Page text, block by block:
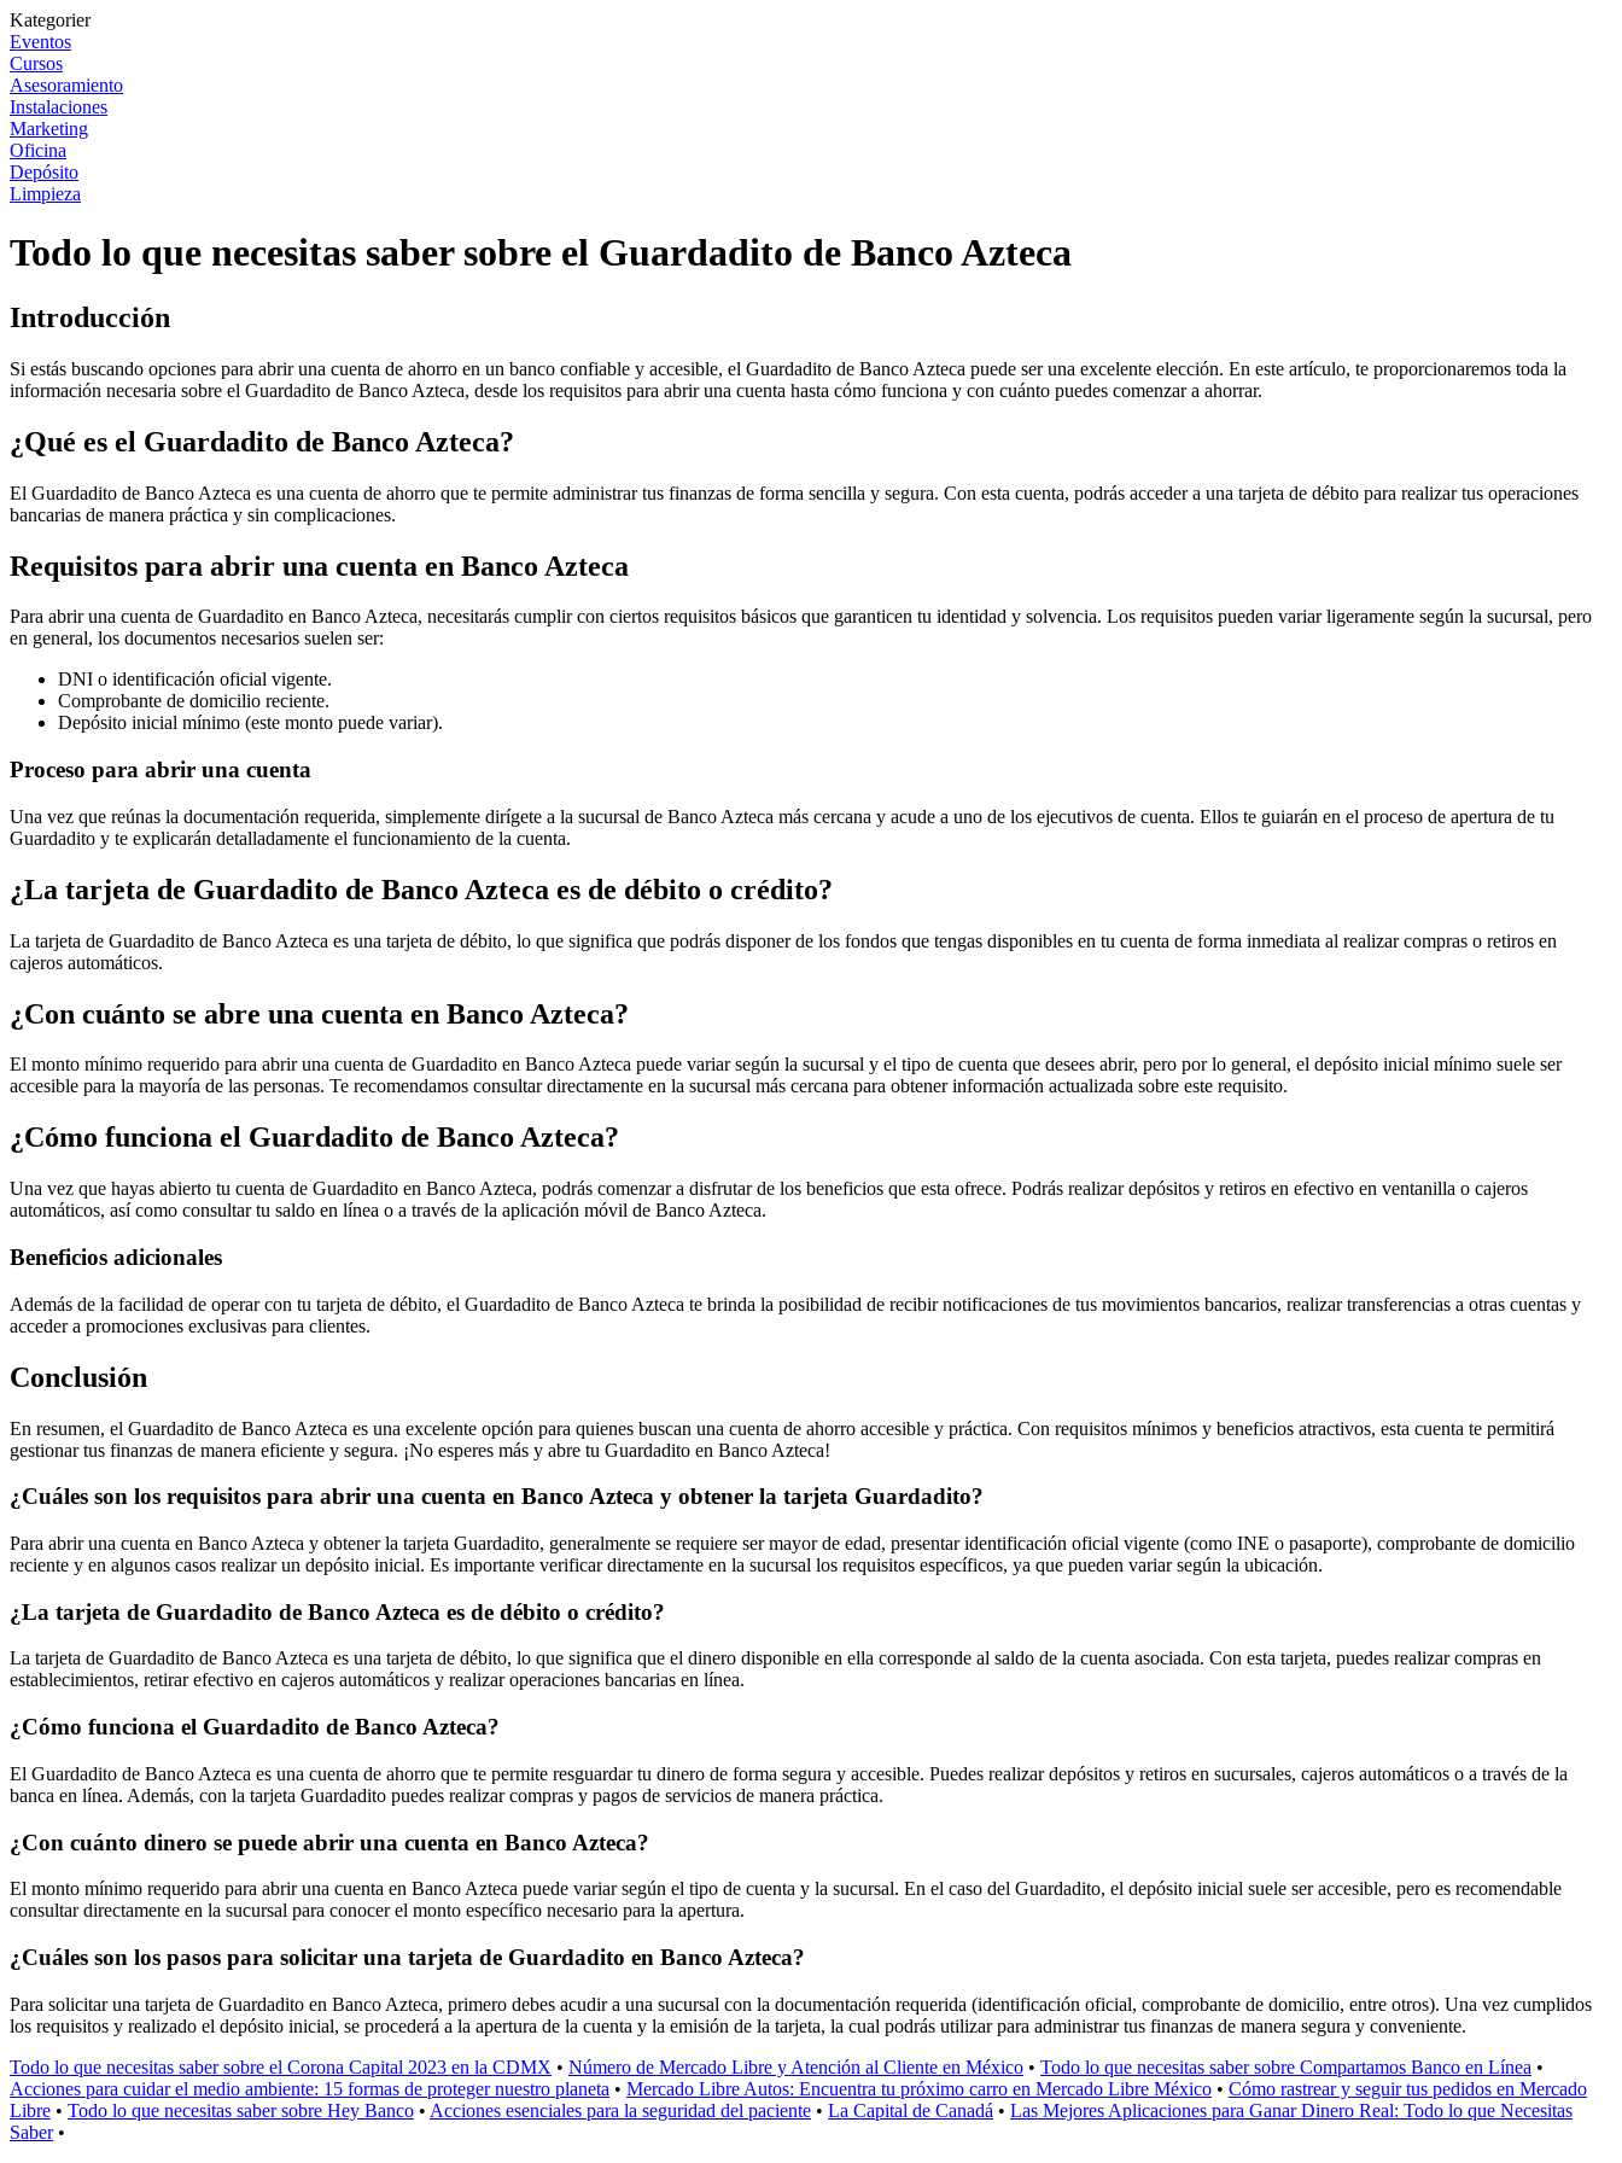
Kategorier
Eventos
Cursos
Asesoramiento
Instalaciones
Marketing
Oficina
Depósito
Limpieza
Todo lo que necesitas saber sobre el Guardadito de Banco Azteca
Introducción
Si estás buscando opciones para abrir una cuenta de ahorro en un banco confiable y accesible, el Guardadito de Banco Azteca puede ser una excelente elección. En este artículo, te proporcionaremos toda la
información necesaria sobre el Guardadito de Banco Azteca, desde los requisitos para abrir una cuenta hasta cómo funciona y con cuánto puedes comenzar a ahorrar.
¿Qué es el Guardadito de Banco Azteca?
El Guardadito de Banco Azteca es una cuenta de ahorro que te permite administrar tus finanzas de forma sencilla y segura. Con esta cuenta, podrás acceder a una tarjeta de débito para realizar tus operaciones
bancarias de manera práctica y sin complicaciones.
Requisitos para abrir una cuenta en Banco Azteca
Para abrir una cuenta de Guardadito en Banco Azteca, necesitarás cumplir con ciertos requisitos básicos que garanticen tu identidad y solvencia. Los requisitos pueden variar ligeramente según la sucursal, pero
en general, los documentos necesarios suelen ser:
DNI o identificación oficial vigente.
Comprobante de domicilio reciente.
Depósito inicial mínimo (este monto puede variar).
Proceso para abrir una cuenta
Una vez que reúnas la documentación requerida, simplemente dirígete a la sucursal de Banco Azteca más cercana y acude a uno de los ejecutivos de cuenta. Ellos te guiarán en el proceso de apertura de tu
Guardadito y te explicarán detalladamente el funcionamiento de la cuenta.
¿La tarjeta de Guardadito de Banco Azteca es de débito o crédito?
La tarjeta de Guardadito de Banco Azteca es una tarjeta de débito, lo que significa que podrás disponer de los fondos que tengas disponibles en tu cuenta de forma inmediata al realizar compras o retiros en
cajeros automáticos.
¿Con cuánto se abre una cuenta en Banco Azteca?
El monto mínimo requerido para abrir una cuenta de Guardadito en Banco Azteca puede variar según la sucursal y el tipo de cuenta que desees abrir, pero por lo general, el depósito inicial mínimo suele ser
accesible para la mayoría de las personas. Te recomendamos consultar directamente en la sucursal más cercana para obtener información actualizada sobre este requisito.
¿Cómo funciona el Guardadito de Banco Azteca?
Una vez que hayas abierto tu cuenta de Guardadito en Banco Azteca, podrás comenzar a disfrutar de los beneficios que esta ofrece. Podrás realizar depósitos y retiros en efectivo en ventanilla o cajeros
automáticos, así como consultar tu saldo en línea o a través de la aplicación móvil de Banco Azteca.
Beneficios adicionales
Además de la facilidad de operar con tu tarjeta de débito, el Guardadito de Banco Azteca te brinda la posibilidad de recibir notificaciones de tus movimientos bancarios, realizar transferencias a otras cuentas y
acceder a promociones exclusivas para clientes.
Conclusión
En resumen, el Guardadito de Banco Azteca es una excelente opción para quienes buscan una cuenta de ahorro accesible y práctica. Con requisitos mínimos y beneficios atractivos, esta cuenta te permitirá
gestionar tus finanzas de manera eficiente y segura. ¡No esperes más y abre tu Guardadito en Banco Azteca!
¿Cuáles son los requisitos para abrir una cuenta en Banco Azteca y obtener la tarjeta Guardadito?
Para abrir una cuenta en Banco Azteca y obtener la tarjeta Guardadito, generalmente se requiere ser mayor de edad, presentar identificación oficial vigente (como INE o pasaporte), comprobante de domicilio
reciente y en algunos casos realizar un depósito inicial. Es importante verificar directamente en la sucursal los requisitos específicos, ya que pueden variar según la ubicación.
¿La tarjeta de Guardadito de Banco Azteca es de débito o crédito?
La tarjeta de Guardadito de Banco Azteca es una tarjeta de débito, lo que significa que el dinero disponible en ella corresponde al saldo de la cuenta asociada. Con esta tarjeta, puedes realizar compras en
establecimientos, retirar efectivo en cajeros automáticos y realizar operaciones bancarias en línea.
¿Cómo funciona el Guardadito de Banco Azteca?
El Guardadito de Banco Azteca es una cuenta de ahorro que te permite resguardar tu dinero de forma segura y accesible. Puedes realizar depósitos y retiros en sucursales, cajeros automáticos o a través de la
banca en línea. Además, con la tarjeta Guardadito puedes realizar compras y pagos de servicios de manera práctica.
¿Con cuánto dinero se puede abrir una cuenta en Banco Azteca?
El monto mínimo requerido para abrir una cuenta en Banco Azteca puede variar según el tipo de cuenta y la sucursal. En el caso del Guardadito, el depósito inicial suele ser accesible, pero es recomendable
consultar directamente en la sucursal para conocer el monto específico necesario para la apertura.
¿Cuáles son los pasos para solicitar una tarjeta de Guardadito en Banco Azteca?
Para solicitar una tarjeta de Guardadito en Banco Azteca, primero debes acudir a una sucursal con la documentación requerida (identificación oficial, comprobante de domicilio, entre otros). Una vez cumplidos
los requisitos y realizado el depósito inicial, se procederá a la apertura de la cuenta y la emisión de la tarjeta, la cual podrás utilizar para administrar tus finanzas de manera segura y conveniente.
Todo lo que necesitas saber sobre el Corona Capital 2023 en la CDMX • Número de Mercado Libre y Atención al Cliente en México • Todo lo que necesitas saber sobre Compartamos Banco en Línea •
Acciones para cuidar el medio ambiente: 15 formas de proteger nuestro planeta • Mercado Libre Autos: Encuentra tu próximo carro en Mercado Libre México • Cómo rastrear y seguir tus pedidos en Mercado
Libre • Todo lo que necesitas saber sobre Hey Banco • Acciones esenciales para la seguridad del paciente • La Capital de Canadá • Las Mejores Aplicaciones para Ganar Dinero Real: Todo lo que Necesitas
Saber•